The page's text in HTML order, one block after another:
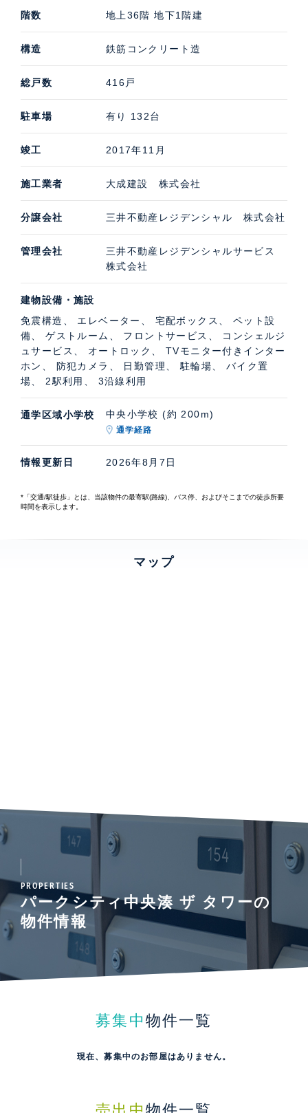
階数 地上36階 地下1階建
構造 鉄筋コンクリート造
総戸数 416戸
駐車場 有り 132台
竣工 2017年11月
施工業者 大成建設 株式会社
分譲会社 三井不動産レジデンシャル 株式会社
管理会社
三井不動産レジデンシャルサービス
株式会社
建物設備・施設
免震構造、 エレベーター、 宅配ボックス、 ペット設
備、 ゲストルーム、 フロントサービス、 コンシェルジ
ュサービス、 オートロック、 TVモニター付きインター
ホン、 防犯カメラ、 日勤管理、 駐輪場、 バイク置
場、 2駅利用、 3沿線利用
通学区域小学校 中央小学校 (約 200m)
通学経路
情報更新日 2026年8月7日
*「交通/駅徒歩」とは、当該物件の最寄駅(路線)、バス停、およびそこまでの徒歩所要
時間を表示します。
マップ
PROPERTIES
パークシティ中央湊 ザ タワーの
物件情報
募集中 物件一覧
現在、募集中のお部屋はありません。